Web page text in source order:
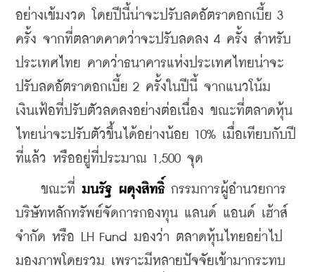
อย่างเข้มงวด โดยปีนี้น่าจะปรับลดอัตราดอกเบี้ย 3
ครั้ง จากที่ตลาดคาดว่าจะปรับลดลง 4 ครั้ง สำหรับ
ประเทศไทย คาดว่าธนาคารแห่งประเทศไทยน่าจะ
ปรับลดอัตราดอกเบี้ย 2 ครั้งในปีนี้ จากแนวโน้ม
เงินเฟ้อที่ปรับตัวลดลงอย่างต่อเนื่อง ขณะที่ตลาดหุ้น
ไทยน่าจะปรับตัวขึ้นได้อย่างน้อย 10% เมื่อเทียบกับปี
ที่แล้ว หรืออยู่ที่ประมาณ 1,500 จุด
ขณะที่ มนรัฐ ผดุงสิทธิ์ กรรมการผู้อำนวยการ
บริษัทหลักทรัพย์จัดการกองทุน แลนด์ แอนด์ เฮ้าส์
จำกัด หรือ LH Fund มองว่า ตลาดหุ้นไทยอย่าไป
มองภาพโดยรวม เพราะมีหลายปัจจัยเข้ามากระทบ